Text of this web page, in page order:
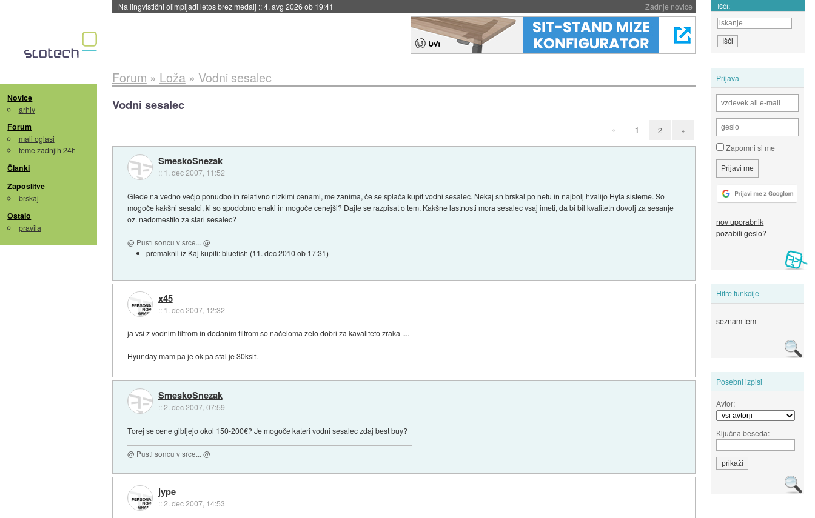
Zadnje novice
Na lingvistični olimpijadi letos brez medalj ::4. avg 2026 ob 19:41 Išči:
Novice
arhiv
Forum
mali oglasi
teme zadnjih 24h
Članki
Zaposlitve
brskaj
Ostalo
pravila
Prijava
Zapomni si me
nov uporabnik
pozabili geslo?
Hitre funkcije
seznam tem
Posebni izpisi
Avtor:
Ključna beseda:
Forum » Loža» Vodni sesalec
Vodni sesalec
« 1 2 »
SmeskoSnezak
:: 1. dec 2007, 11:52
Glede na vedno večjo ponudbo in relativno nizkimi cenami, me zanima, če se splača kupit vodni sesalec. Nekaj sn brskal po netu in najbolj hvalijo Hyla sisteme. So
mogoče kakšni sesalci, ki so spodobno enaki in mogoče cenejši? Dajte se razpisat o tem. Kakšne lastnosti mora sesalec vsaj imeti, da bi bil kvalitetn dovolj za sesanje
oz. nadomestilo za stari sesalec?
@ Pusti soncu v srce... @
premaknil iz Kaj kupiti:bluefish (11. dec 2010 ob 17:31)
x45
:: 1. dec 2007, 12:32
ja vsi z vodnim filtrom in dodanim filtrom so načeloma zelo dobri za kavaliteto zraka ....
Hyunday mam pa je ok pa stal je 30ksit.
SmeskoSnezak
::2. dec 2007, 07:59
Torej se cene gibljejo okol 150-200€? Je mogoče kateri vodni sesalec zdaj best buy?
@ Pusti soncu v srce... @
jype
::2. dec 2007, 14:53